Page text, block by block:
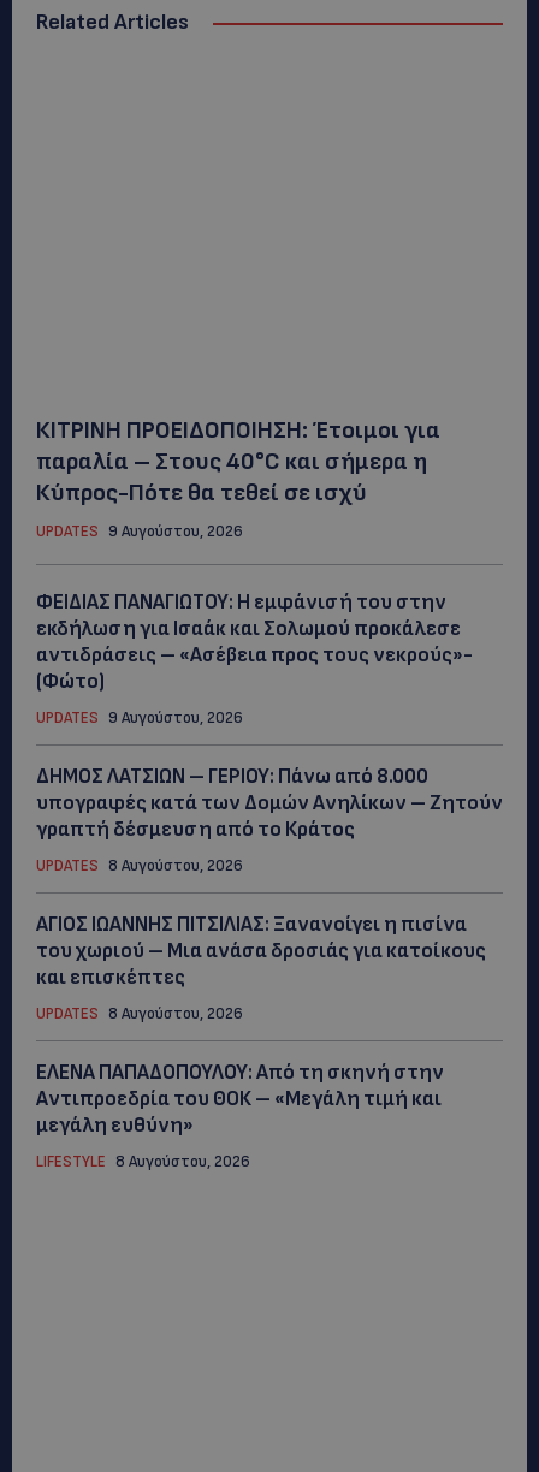
Related Articles
ΚΙΤΡΙΝΗ ΠΡΟΕΙΔΟΠΟΙΗΣΗ: Έτοιμοι για
παραλία – Στους 40°C και σήμερα η
Κύπρος-Πότε θα τεθεί σε ισχύ
UPDATES 9 Αυγούστου, 2026
ΦΕΙΔΙΑΣ ΠΑΝΑΓΙΩΤΟΥ: Η εμφάνισή του στην
εκδήλωση για Ισαάκ και Σολωμού προκάλεσε
αντιδράσεις – «Ασέβεια προς τους νεκρούς»-
(Φώτο)
UPDATES 9 Αυγούστου, 2026
ΔΗΜΟΣ ΛΑΤΣΙΩΝ – ΓΕΡΙΟΥ: Πάνω από 8.000
υπογραφές κατά των Δομών Ανηλίκων – Ζητούν
γραπτή δέσμευση από το Κράτος
UPDATES 8 Αυγούστου, 2026
ΑΓΙΟΣ ΙΩΑΝΝΗΣ ΠΙΤΣΙΛΙΑΣ: Ξανανοίγει η πισίνα
του χωριού – Μια ανάσα δροσιάς για κατοίκους
και επισκέπτες
UPDATES 8 Αυγούστου, 2026
ΕΛΕΝΑ ΠΑΠΑΔΟΠΟΥΛΟΥ: Από τη σκηνή στην
Αντιπροεδρία του ΘΟΚ – «Μεγάλη τιμή και
μεγάλη ευθύνη»
LIFESTYLE 8 Αυγούστου, 2026